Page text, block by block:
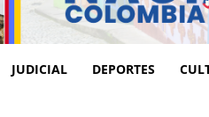
JUDICIAL DEPORTES